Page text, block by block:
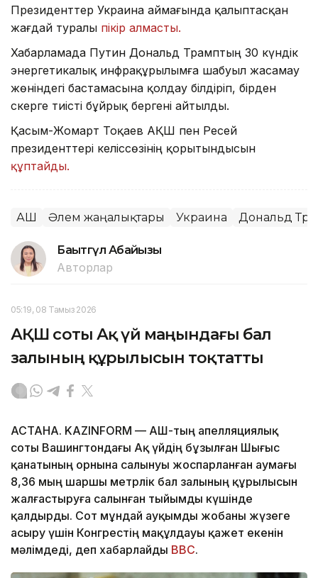
Президенттер Украина аймағында қалыптасқан
жағдай туралы пікір алмасты.
Хабарламада Путин Дональд Трамптың 30 күндік
энергетикалық инфрақұрылымға шабуыл жасамау
жөніндегі бастамасына қолдау білдіріп, бірден
әскерге тиісті бұйрық бергені айтылды.
Қасым-Жомарт Тоқаев АҚШ пен Ресей
президенттері келіссөзінің қорытындысын
құптайды.
АҚШ Әлем жаңалықтары Украина Дональд
Бақытгүл Абайқызы
Авторлар
05:19, 08 Тамыз 2026
АҚШ соты Ақ үй маңындағы бал
залының құрылысын тоқтатты
АСТАНА. KAZINFORM — АҚШ-тың апелляциялық
соты Вашингтондағы Ақ үйдің бұзылған Шығыс
қанатының орнына салынуы жоспарланған аумағы
8,36 мың шаршы метрлік бал залының құрылысын
жалғастыруға салынған тыйымды күшінде
қалдырды. Сот мұндай ауқымды жобаны жүзеге
асыру үшін Конгрестің мақұлдауы қажет екенін
мәлімдеді, деп хабарлайды BBC.